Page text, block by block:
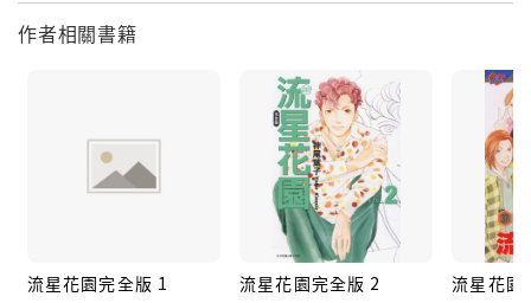
作者相關書籍
流星花園完全版 1 流星花園完全版 2 流星花園